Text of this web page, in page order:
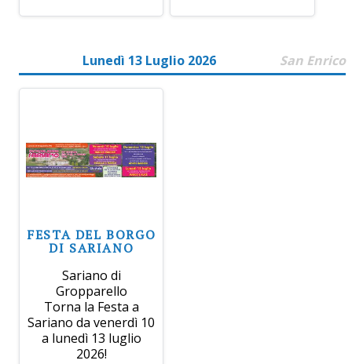
Lunedì 13 Luglio 2026 San Enrico
FESTA DEL BORGO
DI SARIANO
Sariano di
Gropparello
Torna la Festa a
Sariano da venerdì 10
a lunedì 13 luglio
2026!